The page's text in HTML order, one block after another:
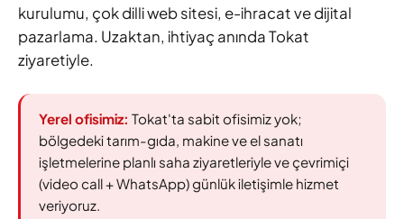
kurulumu, çok dilli web sitesi, e-ihracat ve dijital
pazarlama. Uzaktan, ihtiyaç anında Tokat
ziyaretiyle.
Yerel ofisimiz: Tokat'ta sabit ofisimiz yok;
bölgedeki tarım-gıda, makine ve el sanatı
işletmelerine planlı saha ziyaretleriyle ve çevrimiçi
(video call + WhatsApp) günlük iletişimle hizmet
veriyoruz.